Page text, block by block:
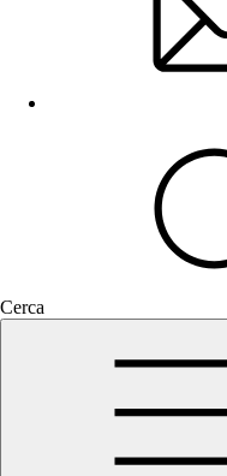
Cerca